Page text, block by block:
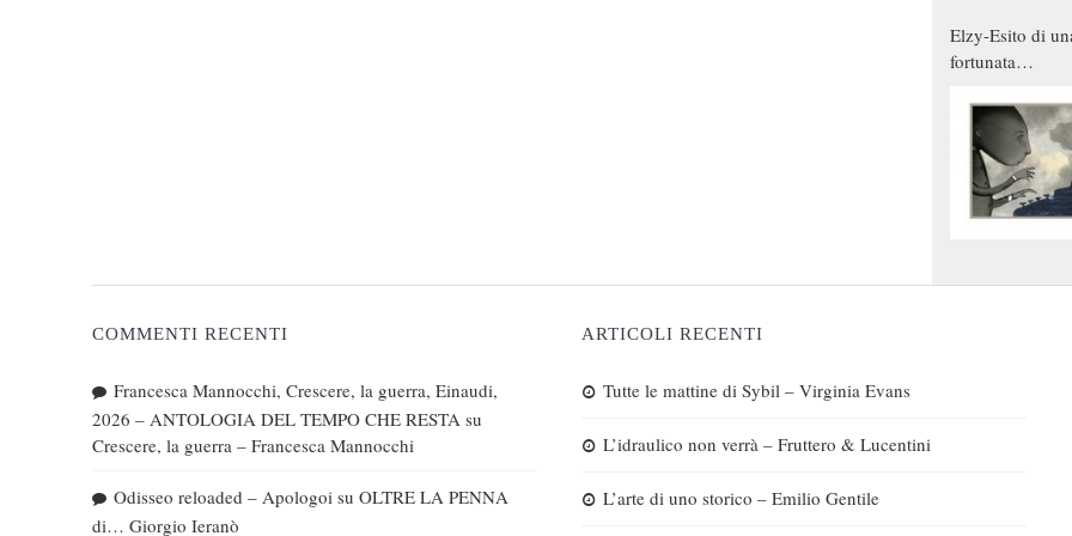
Elzy-Esito di
fortunata
COMMENTI RECENTI
Francesca Mannocchi, Crescere, la guerra, Einaudi,
2026 – ANTOLOGIA DEL TEMPO CHE RESTA su
Crescere, la guerra – Francesca Mannocchi
Odisseo reloaded – Apologoi su OLTRE LA PENNA
di… Giorgio Ieranò
ARTICOLI RECENTI
Tutte le mattine di Sybil – Virginia Evans
L’idraulico non verrà – Fruttero & Lucentini
L’arte di uno storico – Emilio Gentile